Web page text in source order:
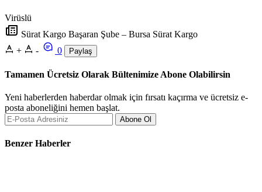
Virüslü
Sürat Kargo Başaran Şube – Bursa Sürat Kargo
+
- 0 Paylaş
Tamamen Ücretsiz Olarak Bültenimize Abone Olabilirsin
Yeni haberlerden haberdar olmak için fırsatı kaçırma ve ücretsiz e-
posta aboneliğini hemen başlat.
Abone Ol
Benzer Haberler